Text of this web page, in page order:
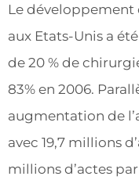
Le
aux Etats-Unis a
de 20 % de
83% en 2006.
augmentation de
avec 19,7 millions
millions d’actes